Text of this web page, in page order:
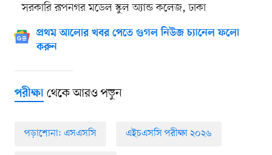
সরকারি রূপনগর মডেল স্কুল অ্যান্ড কলেজ, ঢাকা
প্রথম আলোর খবর পেতে গুগল নিউজ চ্যানেল ফলো
করুন
পরীক্ষাথেকে আরও পড়ুন
পড়াশোনা: এসএসসি এইচএসসি পরীক্ষা ২০২৬